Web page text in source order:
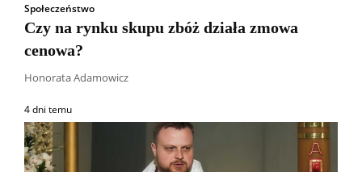
Społeczeństwo
Czy na rynku skupu zbóż działa zmowa
cenowa?
Honorata Adamowicz
4 dni temu